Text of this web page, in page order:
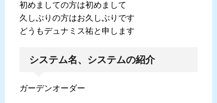
初めましての方は初めまして
久しぶりの方はお久しぶりです
どうもデュナミス祐と申します
システム名、システムの紹介
ガーデンオーダー